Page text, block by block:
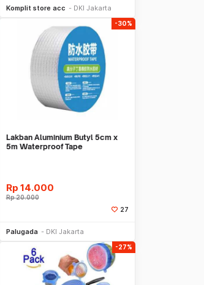
Komplit store acc DKI Jakarta
-30%
Lakban Aluminium Butyl 5cm x
5m Waterproof Tape
Rp 14.000
Rp20.000
27
Palugada DKI Jakarta
-27%